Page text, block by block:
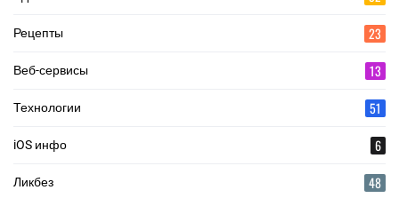
Рецепты 23
Веб-сервисы 13
Технологии 51
iOS инфо 6
Ликбез 48